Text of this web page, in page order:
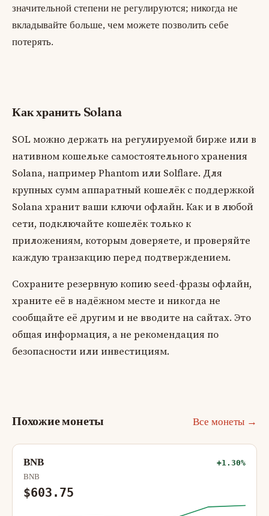
значительной степени не регулируются; никогда не
вкладывайте больше, чем можете позволить себе
потерять.
Как хранить Solana
SOL можно держать на регулируемой бирже или в
нативном кошельке самостоятельного хранения
Solana, например Phantom или Solflare. Для
крупных сумм аппаратный кошелёк с поддержкой
Solana хранит ваши ключи офлайн. Как и в любой
сети, подключайте кошелёк только к
приложениям, которым доверяете, и проверяйте
каждую транзакцию перед подтверждением.
Сохраните резервную копию seed-фразы офлайн,
храните её в надёжном месте и никогда не
сообщайте её другим и не вводите на сайтах. Это
общая информация, а не рекомендация по
безопасности или инвестициям.
Похожие монеты Все монеты →
BNB +1.30%
BNB
$603.75